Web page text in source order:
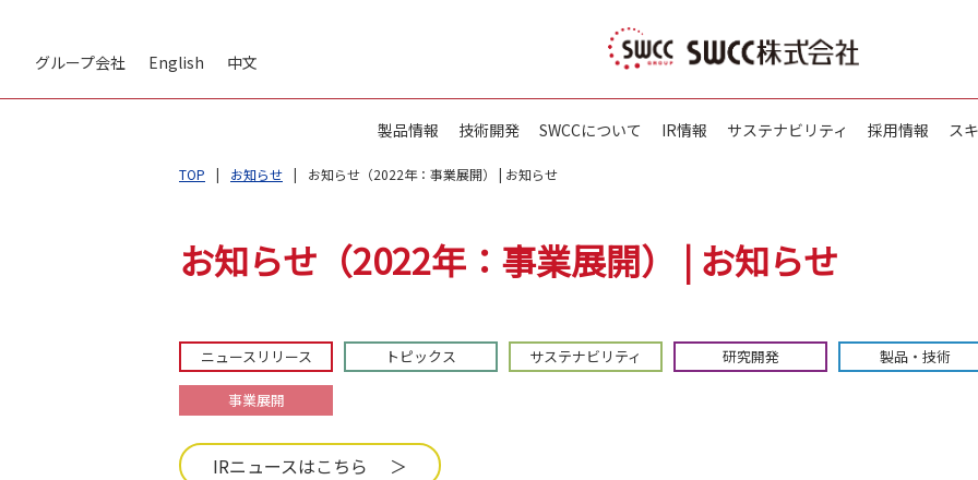
グループ会社 English 中文
製品情報 技術開発 SWCCについて IR情報 サステナビリティ 採用情報 ス
TOP お知らせ お知らせ（2022年：事業展開） | お知らせ
お知らせ（2022年：事業展開） | お知らせ
ニュースリリース トピックス サステナビリティ 研究開発 製品・技術
事業展開
IRニュースはこちら ＞